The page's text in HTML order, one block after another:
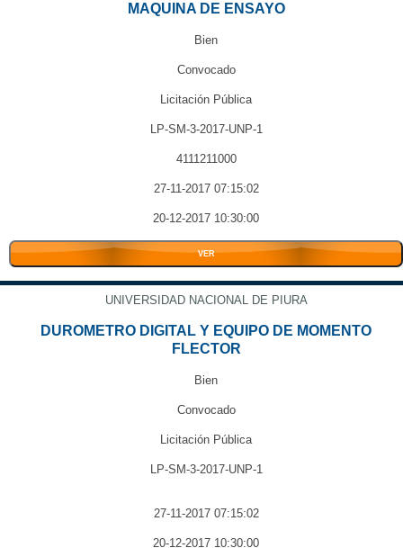
MAQUINA DE ENSAYO
Bien
Convocado
Licitación Pública
LP-SM-3-2017-UNP-1
4111211000
27-11-2017 07:15:02
20-12-2017 10:30:00
VER
UNIVERSIDAD NACIONAL DE PIURA
DUROMETRO DIGITAL Y EQUIPO DE MOMENTO
FLECTOR
Bien
Convocado
Licitación Pública
LP-SM-3-2017-UNP-1
27-11-2017 07:15:02
20-12-2017 10:30:00